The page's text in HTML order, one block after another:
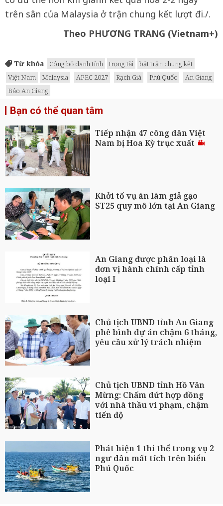
trên sân của Malaysia ở trận chung kết lượt đi./.
Theo PHƯƠNG TRANG (Vietnam+)
Từ khóa Công bố danh tính trọng tài
bắt trận chung kết
Việt Nam
Malaysia APEC 2027 Rạch Giá Phú Quốc
An Giang
Báo An Giang
Bạn có thể quan tâm
Tiếp nhận 47 công dân Việt
Nam bị Hoa Kỳ trục xuất
Khởi tố vụ án làm giả gạo
ST25 quy mô lớn tại An Giang
An Giang được phân loại là
đơn vị hành chính cấp tỉnh
loại I
Chủ tịch UBND tỉnh An Giang
phê bình dự án chậm 6 tháng,
yêu cầu xử lý trách nhiệm
Chủ tịch UBND tỉnh Hồ Văn
Mừng: Chấm dứt hợp đồng
với nhà thầu vi phạm, chậm
tiến độ
Phát hiện 1 thi thể trong vụ 2
ngư dân mất tích trên biển
Phú Quốc